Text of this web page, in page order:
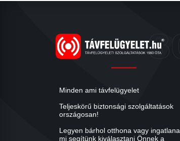
Minden ami távfelügyelet
Teljeskörű biztonsági szolgáltatások
országosan!
Legyen bárhol otthona vagy ingatlana,
mi segítünk kiválasztani Önnek a